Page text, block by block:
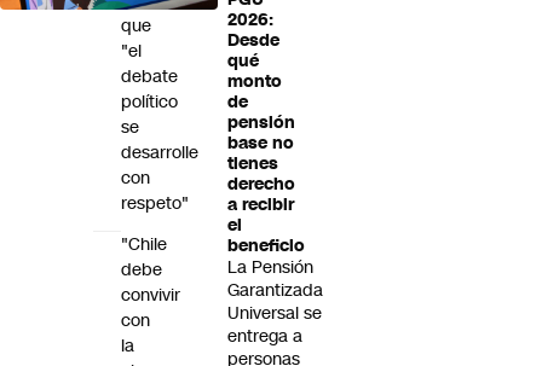
2026:
Desde
qué
monto
de
pensión
base no
tienes
derecho
a recibir
el
beneficio
La Pensión
Garantizada
Universal se
entrega a
personas
que
"el
debate
político
se
desarrolle
con
respeto"
"Chile
debe
convivir
con
la